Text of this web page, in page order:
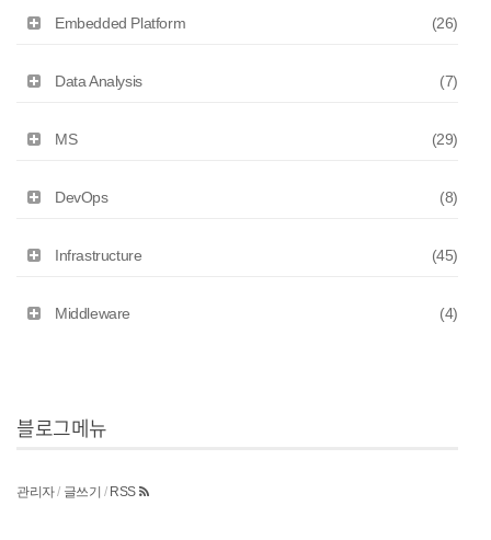
Embedded Platform (26)
Data Analysis (7)
MS (29)
DevOps (8)
Infrastructure (45)
Middleware (4)
블로그메뉴
관리자/ 글쓰기 / RSS